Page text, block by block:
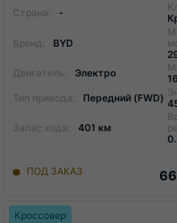
Страна: -
Бренд: BYD
Двигатель:
Электро
Тип привода:
Передний (FWD)
Запас хода: 401 км
ПОД ЗАКАЗ
Кроссовер